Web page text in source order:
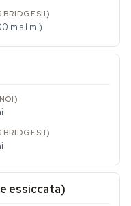
m s.l.m.)
essiccata)